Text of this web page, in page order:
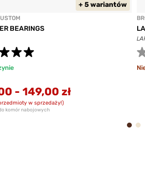
+ 5 wariantów
BEARINGS
komór nabojowych
- 149,00 zł
w sprzedaży!)